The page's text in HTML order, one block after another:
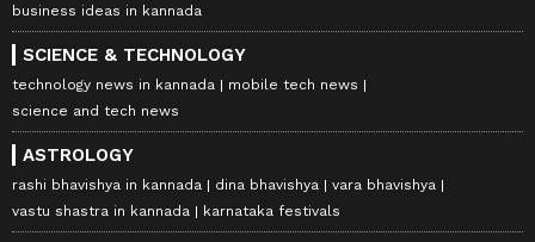
business ideas in kannada
SCIENCE & TECHNOLOGY
technology news in kannada
mobile tech news
science and tech news
ASTROLOGY
rashi bhavishya in kannada dina bhavishya
vara bhavishya
vastu shastra in kannada
karnataka festivals